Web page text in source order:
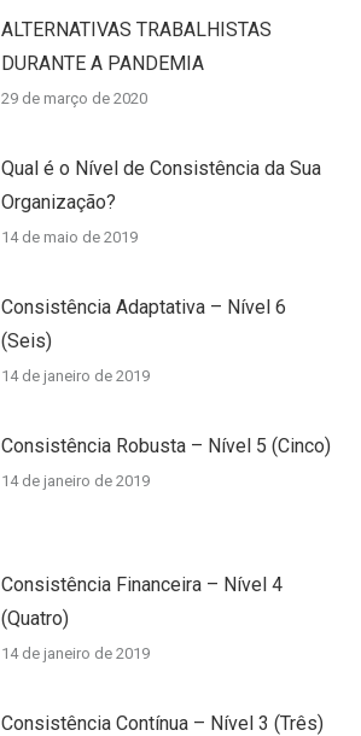
ALTERNATIVAS TRABALHISTAS
DURANTE A PANDEMIA
29 de março de 2020
Qual é o Nível de Consistência da Sua
Organização?
14 de maio de 2019
Consistência Adaptativa – Nível 6
(Seis)
14 de janeiro de 2019
Consistência Robusta – Nível 5 (Cinco)
14 de janeiro de 2019
Consistência Financeira – Nível 4
(Quatro)
14 de janeiro de 2019
Consistência Contínua – Nível 3 (Três)